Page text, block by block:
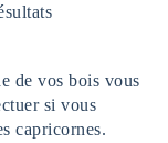
de vos bois vous
si vous
capricornes.